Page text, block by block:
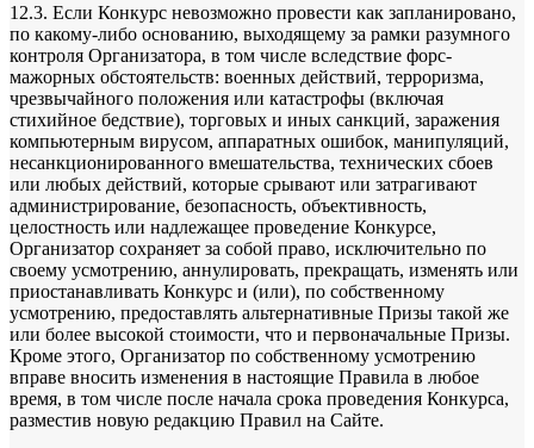
12.3. Если Конкурс невозможно провести как запланировано,
по какому-либо основанию, выходящему за рамки разумного
контроля Организатора, в том числе вследствие форс-
мажорных обстоятельств: военных действий, терроризма,
чрезвычайного положения или катастрофы (включая
стихийное бедствие), торговых и иных санкций, заражения
компьютерным вирусом, аппаратных ошибок, манипуляций,
несанкционированного вмешательства, технических сбоев
или любых действий, которые срывают или затрагивают
администрирование, безопасность, объективность,
целостность или надлежащее проведение Конкурсе,
Организатор сохраняет за собой право, исключительно по
своему усмотрению, аннулировать, прекращать, изменять или
приостанавливать Конкурс и (или), по собственному
усмотрению, предоставлять альтернативные Призы такой же
или более высокой стоимости, что и первоначальные Призы.
Кроме этого, Организатор по собственному усмотрению
вправе вносить изменения в настоящие Правила в любое
время, в том числе после начала срока проведения Конкурса,
разместив новую редакцию Правил на Сайте.